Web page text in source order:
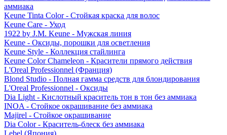
аммиака
Keune Tinta Color - Стойкая краска для волос
Keune Care - Уход
1922 by J.M. Keune - Мужская линия
Keune - Оксиды, порошки для осветления
Keune Style - Коллекция стайлинга
Keune Color Chameleon - Красители прямого действия
L'Oreal Professionnel (Франция)
Blond Studio - Полная гамма средств для блондирования
L'Oreal Professionnel - Оксиды
Dia Light - Кислотный краситель тон в тон без аммиака
INOA - Стойкое окрашивание без аммиака
Majirel - Стойкое окрашивание
Dia Color - Краситель-блеск без аммиака
Lebel (Япония)